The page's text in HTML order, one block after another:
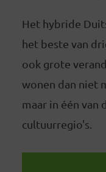
Het hybride
het beste van
ook grote
wonen dan niet
maar in één van
cultuurregio's.